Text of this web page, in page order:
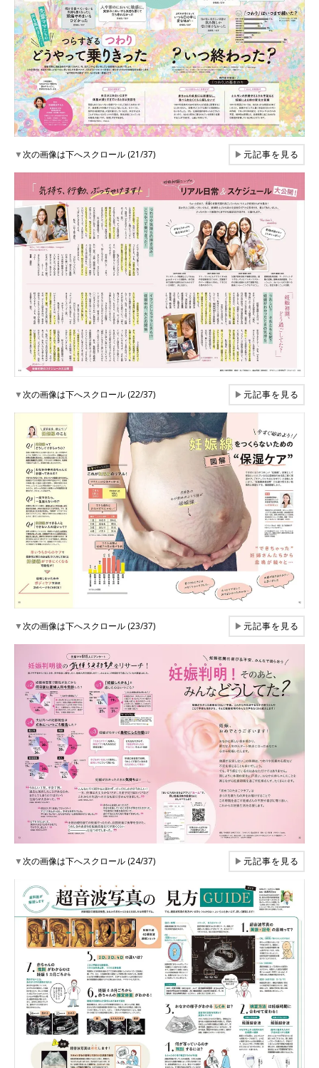
▼次の画像は下へスクロール (21/37) ▶元記事を見る
▼次の画像は下へスクロール (22/37) ▶元記事を見る
▼次の画像は下へスクロール (23/37) ▶元記事を見る
▼次の画像は下へスクロール (24/37) ▶元記事を見る